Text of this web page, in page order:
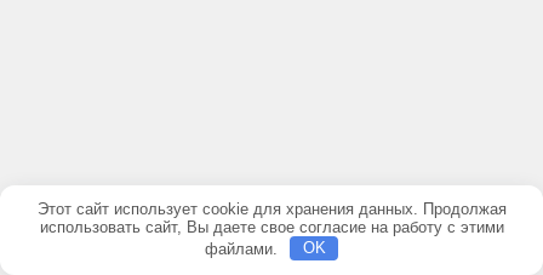
Этот сайт использует cookie для хранения данных. Продолжая
использовать сайт, Вы даете свое согласие на работу с этими
файлами.
OK